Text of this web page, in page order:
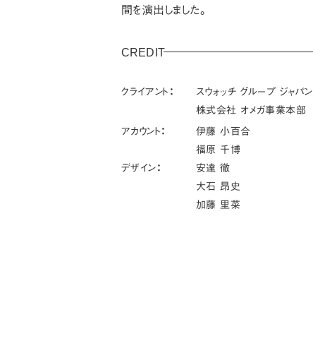
間を演出しました。
CREDIT
クライアント：
スウォッチ グループ ジャパン
株式会社 オメガ事業本部
アカウント：
デザイン：
伊藤 小百合
福原 千博
安達 徹
大石 昂史
加藤 里菜